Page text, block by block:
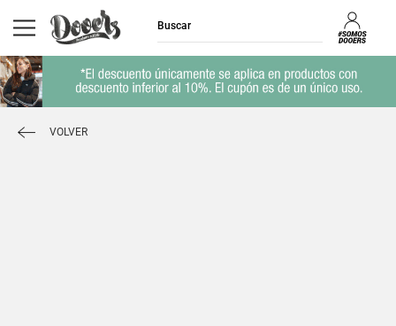
VOLVER